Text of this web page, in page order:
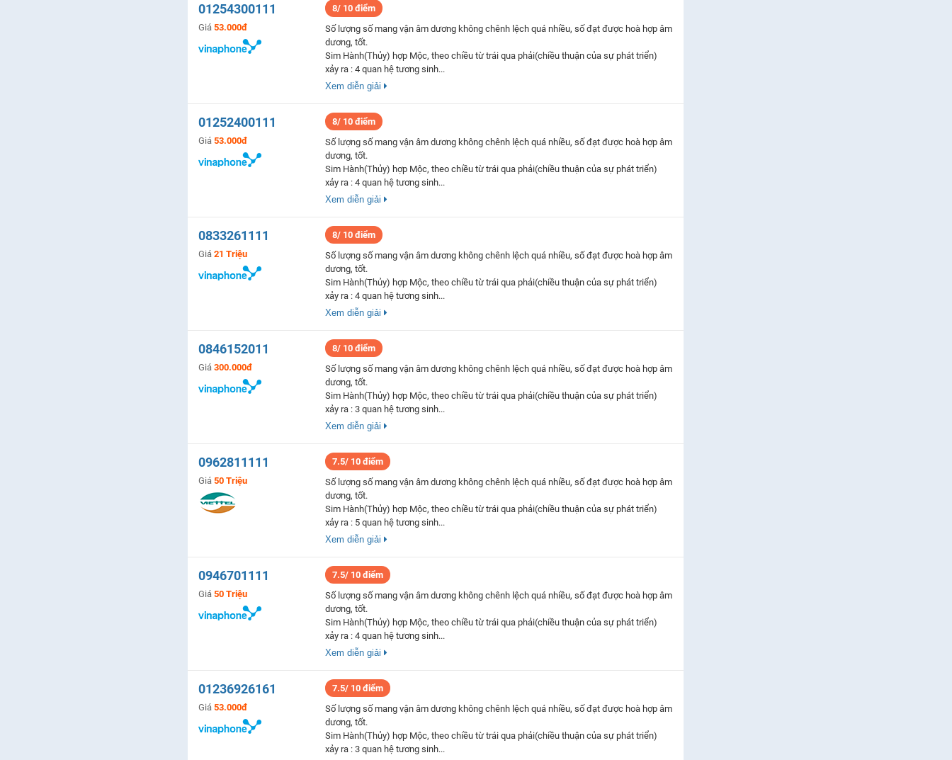
01254300111
Giá 53.000đ
8/ 10 điểm
Số lượng số mang vận âm dương không chênh lệch quá nhiều, số đạt được hoà hợp âm
dương, tốt.
Sim Hành(Thủy) hợp Mộc, theo chiều từ trái qua phải(chiều thuận của sự phát triển)
xảy ra : 4 quan hệ tương sinh...
Xem diễn giải
01252400111
Giá 53.000đ
8/ 10 điểm
Số lượng số mang vận âm dương không chênh lệch quá nhiều, số đạt được hoà hợp âm
dương, tốt.
Sim Hành(Thủy) hợp Mộc, theo chiều từ trái qua phải(chiều thuận của sự phát triển)
xảy ra : 4 quan hệ tương sinh...
Xem diễn giải
0833261111
Giá 21 Triệu
8/ 10 điểm
Số lượng số mang vận âm dương không chênh lệch quá nhiều, số đạt được hoà hợp âm
dương, tốt.
Sim Hành(Thủy) hợp Mộc, theo chiều từ trái qua phải(chiều thuận của sự phát triển)
xảy ra : 4 quan hệ tương sinh...
Xem diễn giải
0846152011
Giá 300.000đ
8/ 10 điểm
Số lượng số mang vận âm dương không chênh lệch quá nhiều, số đạt được hoà hợp âm
dương, tốt.
Sim Hành(Thủy) hợp Mộc, theo chiều từ trái qua phải(chiều thuận của sự phát triển)
xảy ra : 3 quan hệ tương sinh...
Xem diễn giải
0962811111
Giá 50 Triệu
7.5/ 10 điểm
Số lượng số mang vận âm dương không chênh lệch quá nhiều, số đạt được hoà hợp âm
dương, tốt.
Sim Hành(Thủy) hợp Mộc, theo chiều từ trái qua phải(chiều thuận của sự phát triển)
xảy ra : 5 quan hệ tương sinh...
Xem diễn giải
0946701111
Giá 50 Triệu
7.5/ 10 điểm
Số lượng số mang vận âm dương không chênh lệch quá nhiều, số đạt được hoà hợp âm
dương, tốt.
Sim Hành(Thủy) hợp Mộc, theo chiều từ trái qua phải(chiều thuận của sự phát triển)
xảy ra : 4 quan hệ tương sinh...
Xem diễn giải
01236926161
Giá 53.000đ
7.5/ 10 điểm
Số lượng số mang vận âm dương không chênh lệch quá nhiều, số đạt được hoà hợp âm
dương, tốt.
Sim Hành(Thủy) hợp Mộc, theo chiều từ trái qua phải(chiều thuận của sự phát triển)
xảy ra : 3 quan hệ tương sinh...